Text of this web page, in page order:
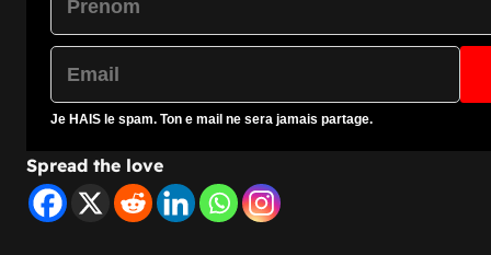
Je HAIS le spam. Ton e mail ne sera jamais partage.
Spread the love